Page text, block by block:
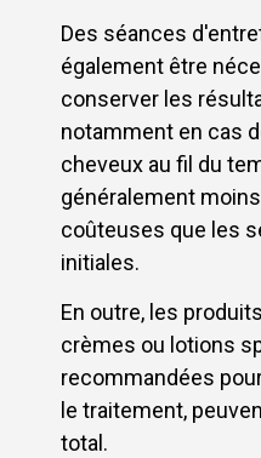
Des séances
également être
conserver les
notamment en cas
cheveux au fil du
généralement
coûteuses que les
initiales.
En outre, les
crèmes ou lotions
recommandées
le traitement,
total.